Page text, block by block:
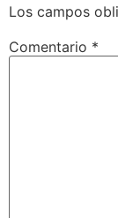
Los campos
Comentario *